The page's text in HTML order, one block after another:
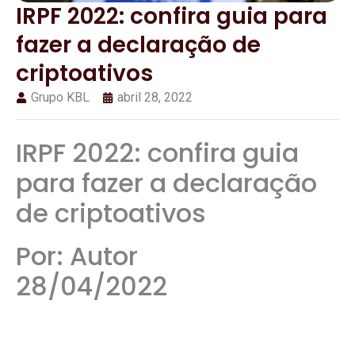
IRPF 2022: confira guia para
fazer a declaração de
criptoativos
Grupo KBL abril 28, 2022
IRPF 2022: confira guia
para fazer a declaração
de criptoativos
Por: Autor
28/04/2022